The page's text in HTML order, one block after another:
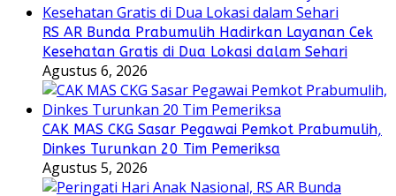
RS AR Bunda Prabumulih Hadirkan Layanan Cek
Kesehatan Gratis di Dua Lokasi dalam Sehari
Agustus 6, 2026
CAK MAS CKG Sasar Pegawai Pemkot Prabumulih,
Dinkes Turunkan 20 Tim Pemeriksa
Agustus 5, 2026